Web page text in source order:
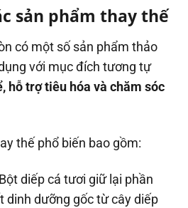
sản phẩm thay thế
có một số sản phẩm thảo
với mục đích tương tự
hỗ trợ tiêu hóa và chăm sóc
thế phổ biến bao gồm:
diếp cá tươi giữ lại phần
dinh dưỡng gốc từ cây diếp